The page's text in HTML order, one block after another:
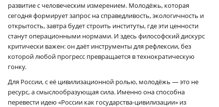
развитие с человеческим измерением. Молодёжь, которая
сегодня формирует запрос на справедливость, экологичность и
открытость, завтра будет строить институты, где эти ценности
станут операционными нормами. И здесь философский дискурс
критически важен: он даёт инструменты для рефлексии, без
которой любой прогресс превращается в технократическую
гонку.
Для России, с её цивилизационной ролью, молодёжь — это не
ресурс, а смыслообразующая сила. Именно она способна
перевести идею «России как государства-цивилизации» из